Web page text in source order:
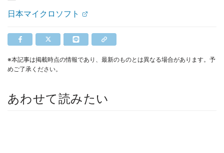
日本マイクロソフト
※本記事は掲載時点の情報であり、最新のものとは異なる場合があります。予
めご了承ください。
あわせて読みたい